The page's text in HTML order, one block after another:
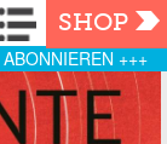
Navigation
SHOP
+++